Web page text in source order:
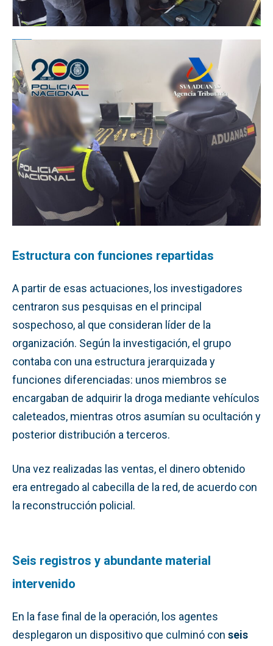
Estructura con funciones repartidas
A partir de esas actuaciones, los investigadores
centraron sus pesquisas en el principal
sospechoso, al que consideran líder de la
organización. Según la investigación, el grupo
contaba con una estructura jerarquizada y
funciones diferenciadas: unos miembros se
encargaban de adquirir la droga mediante vehículos
caleteados, mientras otros asumían su ocultación y
posterior distribución a terceros.
Una vez realizadas las ventas, el dinero obtenido
era entregado al cabecilla de la red, de acuerdo con
la reconstrucción policial.
Seis registros y abundante material
intervenido
En la fase final de la operación, los agentes
desplegaron un dispositivo que culminó con seis